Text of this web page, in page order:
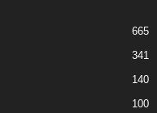
665
341
140
100